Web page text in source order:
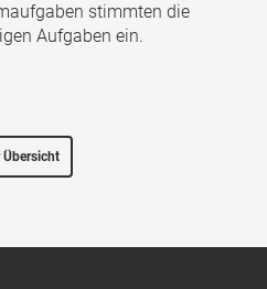
stimmten die
Aufgaben ein.
Übersicht